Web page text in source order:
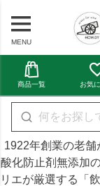
MENU
商品一覧 お気
1922年創業の老
酸化防止剤無添加
リエが厳選する「